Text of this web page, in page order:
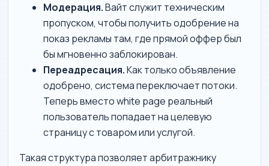
Модерация.Вайт служит техническим
пропуском, чтобы получить одобрение на
показ рекламы там, где прямой оффер был
бы мгновенно заблокирован.
Переадресация.Как только объявление
одобрено, система переключает потоки.
Теперь вместо white page реальный
пользователь попадает на целевую
страницу с товаром или услугой.
Такая структура позволяет арбитражнику